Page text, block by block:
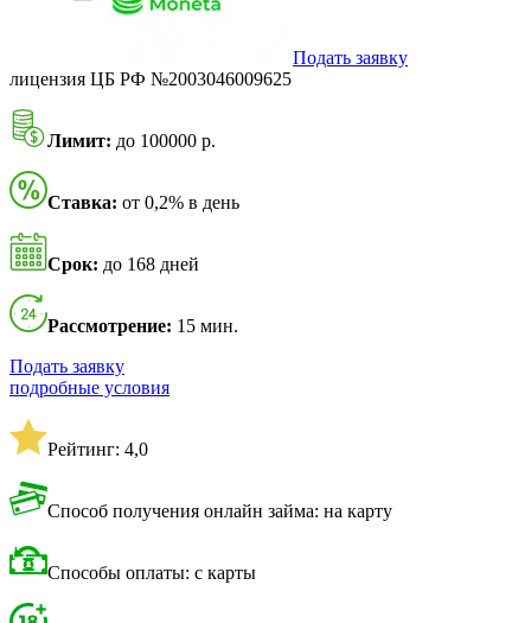
Подать заявку
лицензия ЦБ РФ №2003046009625
Лимит: до 100000 р.
Ставка: от 0,2% в день
Срок: до 168 дней
Рассмотрение: 15 мин.
Подать заявку
подробные условия
Рейтинг: 4,0
Способ получения онлайн займа: на карту
Способы оплаты: с карты